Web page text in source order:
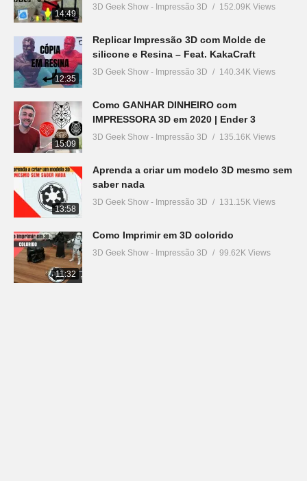
14:49
3D Geek Show - Impressão 3D 152.09K Views
12:35
Replicar Impressão 3D com Molde de
silicone e Resina – Feat. KakaCraft
3D Geek Show - Impressão 3D 140.34K Views
15:09
Como GANHAR DINHEIRO com
IMPRESSORA 3D em 2020 | Ender 3
3D Geek Show - Impressão 3D 135.16K Views
13:58
Aprenda a criar um modelo 3D mesmo sem
saber nada
3D Geek Show - Impressão 3D 131.15K Views
11:32
Como Imprimir em 3D colorido
3D Geek Show - Impressão 3D 99.62K Views